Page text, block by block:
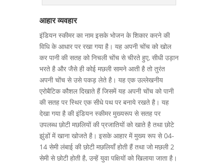
आहार व्यवहार
इंडियन स्कीमर का नाम इसके भोजन के शिकार करने की
विधि के आधार पर रखा गया है। यह अपनी चोंच को खोल
कर पानी की सतह को निचली चोंच से चीरते हुए, सीधी उड़ान
भरते है और जैसे ही कोई मछली सामने आती है तो तुरंत
अपनी चोंच से उसे पकड़ लेते है। यह एक उल्लेखनीय
एरोबैटिक कौशल दिखाते हैं जिसमें यह अपनी चोंच को पानी
की सतह पर स्थिर एक सीधे पथ पर बनाये रखते है। यह
देखा गया है की इंडियन स्कीमर मुख्यरूप से सतह पर
उपलब्ध छोटी मछलियों की प्रजातियों को खाते है तथा छोटे
झुंडों में खाना खोजते है। इसके आहार में मुख्य रूप से 04-
14 सेमी लंबाई की छोटी मछलियाँ होती हैं तथा जो मछली 2
सेमी से छोटी होती है, उन्हें युवा पक्षियों को खिलाया जाता है।